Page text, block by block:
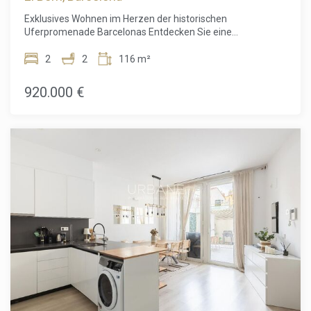
diese besondere Immobilie persönlich kennenzulernen. Der
Verkaufspreis beinhaltet keine Steuern, Notar- oder
Grundbuchgebühren, Maklerprovisionen oder
hypothekenbezogene Kosten (falls zutreffend).
Exklusives Wohnen im Herzen der historischen
Uferpromenade Barcelonas Entdecken Sie eine
Luxuswohnung in einer der begehrtesten Lagen an der
Viertel Ribera in Ciutat Vella gelegen, vereint diese elegante
116 m² große Wohnung historischen Charme mit
das als Bauwerk von lokalem historischem Interesse
eingestuft ist. Sie wurde kürzlich hochwertig renoviert,
wobei die originalen Stuckdecken liebevoll erhalten wurden
und den modernen Ausstattungsmerkmalen eine
besondere Eleganz verleihen. Der großzügige offene Wohn-
und Küchenbereich bildet das Herzstück der Wohnung und
eignet sich perfekt für gesellige Abende oder entspanntes
Wohnen. Die Immobilie wird vollständig möbliert verkauft
und ist sofort bezugsfertig. Mit zwei geräumigen
Schlafzimmern und zwei eleganten Badezimmern bietet
die Wohnung höchsten Komfort und Funktionalität. Die
Balkone mit Blick auf die Plaça d'Antonio López laden dazu
ein, das lebendige Flair einer der bekanntesten Plätze
2 2 116 m²
920.000 €